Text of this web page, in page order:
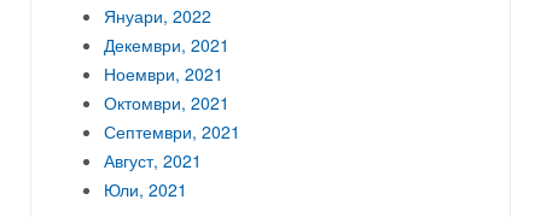
Януари, 2022
Декември, 2021
Ноември, 2021
Октомври, 2021
Септември, 2021
Август, 2021
Юли, 2021